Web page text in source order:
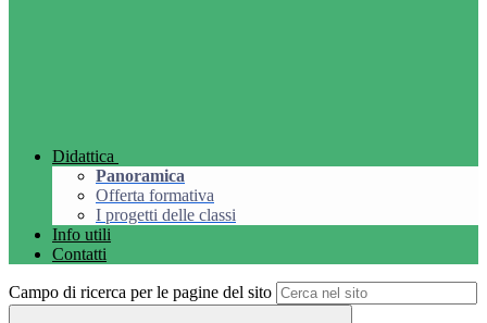
Didattica
Panoramica
Offerta formativa
I progetti delle classi
Info utili
Contatti
Campo di ricerca per le pagine del sito